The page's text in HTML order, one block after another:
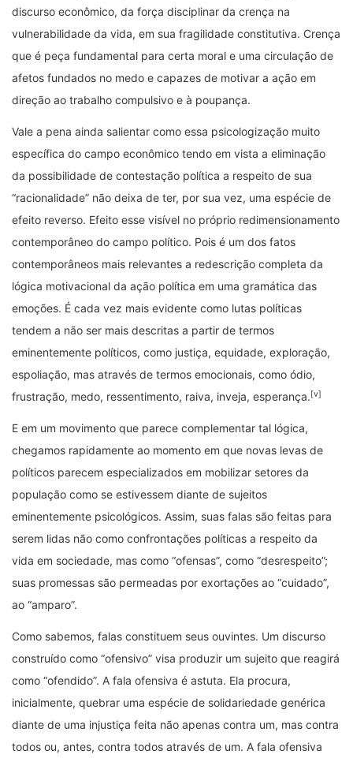
discurso econômico, da força disciplinar da crença na
vulnerabilidade da vida, em sua fragilidade constitutiva. Crença
que é peça fundamental para certa moral e uma circulação de
afetos fundados no medo e capazes de motivar a ação em
direção ao trabalho compulsivo e à poupança.
Vale a pena ainda salientar como essa psicologização muito
específica do campo econômico tendo em vista a eliminação
da possibilidade de contestação política a respeito de sua
“racionalidade” não deixa de ter, por sua vez, uma espécie de
efeito reverso. Efeito esse visível no próprio redimensionamento
contemporâneo do campo político. Pois é um dos fatos
contemporâneos mais relevantes a redescrição completa da
lógica motivacional da ação política em uma gramática das
emoções. É cada vez mais evidente como lutas políticas
tendem a não ser mais descritas a partir de termos
eminentemente políticos, como justiça, equidade, exploração,
espoliação, mas através de termos emocionais, como ódio,
frustração, medo, ressentimento, raiva, inveja, esperança. [v]
E em um movimento que parece complementar tal lógica,
chegamos rapidamente ao momento em que novas levas de
políticos parecem especializados em mobilizar setores da
população como se estivessem diante de sujeitos
eminentemente psicológicos. Assim, suas falas são feitas para
serem lidas não como confrontações políticas a respeito da
vida em sociedade, mas como “ofensas”, como “desrespeito”;
suas promessas são permeadas por exortações ao “cuidado”,
ao “amparo”.
Como sabemos, falas constituem seus ouvintes. Um discurso
construído como “ofensivo” visa produzir um sujeito que reagirá
como “ofendido”. A fala ofensiva é astuta. Ela procura,
inicialmente, quebrar uma espécie de solidariedade genérica
diante de uma injustiça feita não apenas contra um, mas contra
todos ou, antes, contra todos através de um. A fala ofensiva